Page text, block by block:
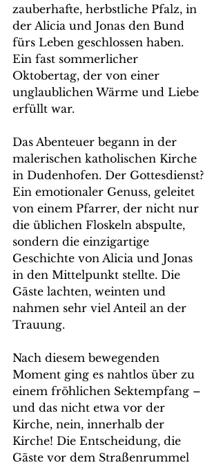
zauberhafte, herbstliche Pfalz, in
der Alicia und Jonas den Bund
fürs Leben geschlossen haben.
Ein fast sommerlicher
Oktobertag, der von einer
unglaublichen Wärme und Liebe
erfüllt war.
Das Abenteuer begann in der
malerischen katholischen Kirche
in Dudenhofen. Der Gottesdienst?
Ein emotionaler Genuss, geleitet
von einem Pfarrer, der nicht nur
die üblichen Floskeln abspulte,
sondern die einzigartige
Geschichte von Alicia und Jonas
in den Mittelpunkt stellte. Die
Gäste lachten, weinten und
nahmen sehr viel Anteil an der
Trauung.
Nach diesem bewegenden
Moment ging es nahtlos über zu
einem fröhlichen Sektempfang –
und das nicht etwa vor der
Kirche, nein, innerhalb der
Kirche! Die Entscheidung, die
Gäste vor dem Straßenrummel